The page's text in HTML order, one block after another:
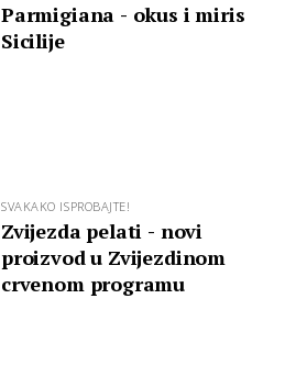
Parmigiana - okus i miris
Sicilije
SVAKAKO ISPROBAJTE!
Zvijezda pelati - novi
proizvod u Zvijezdinom
crvenom programu